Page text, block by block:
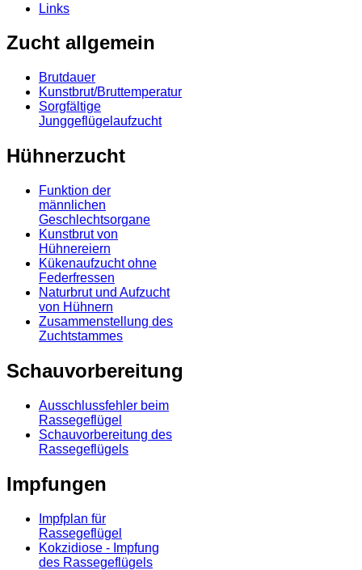
Links
Zucht allgemein
Brutdauer
Kunstbrut/Bruttemperatur
Sorgfältige
Junggeflügelaufzucht
Hühnerzucht
Funktion der
männlichen
Geschlechtsorgane
Kunstbrut von
Hühnereiern
Kükenaufzucht ohne
Federfressen
Naturbrut und Aufzucht
von Hühnern
Zusammenstellung des
Zuchtstammes
Schauvorbereitung
Ausschlussfehler beim
Rassegeflügel
Schauvorbereitung des
Rassegeflügels
Impfungen
Impfplan für
Rassegeflügel
Kokzidiose - Impfung
des Rassegeflügels